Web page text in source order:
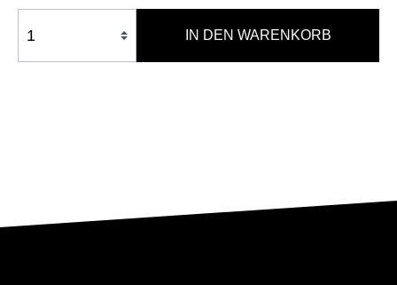
IN DEN WARENKORB